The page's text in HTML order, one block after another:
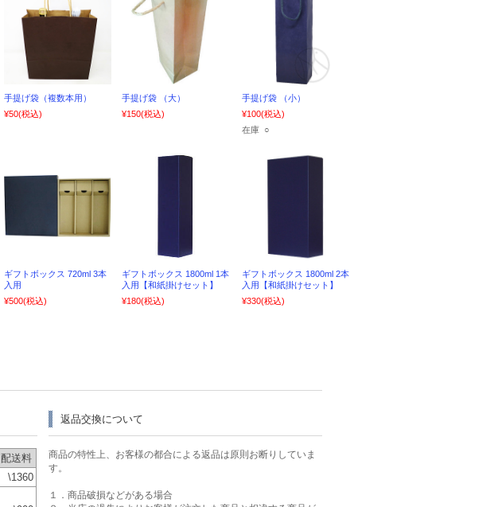
手提げ袋（複数本用）
¥50(税込)
手提げ袋 （大）
¥150(税込)
手提げ袋 （小）
¥100(税込)
在庫 ○
ギフトボックス 720ml 3本
入用
¥500(税込)
ギフトボックス 1800ml 1本
入用【和紙掛けセット】
¥180(税込)
ギフトボックス 1800ml 2本
入用【和紙掛けセット】
¥330(税込)
配送料
\1360
返品交換について
商品の特性上、お客様の都合による返品は原則お断りしていま
す。
１．商品破損などがある場合